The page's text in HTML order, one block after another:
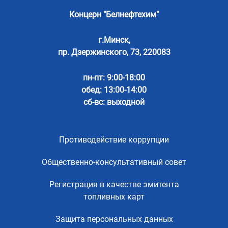
Концерн "Белнефтехим"
г.Минск,
пр. Дзержинского, 73, 220083
пн-пт: 9:00-18:00
обед: 13:00-14:00
сб-вс: выходной
Противодействие коррупции
Общественно-консультативный совет
Регистрация в качестве эмитента
топливных карт
Защита персональных данных